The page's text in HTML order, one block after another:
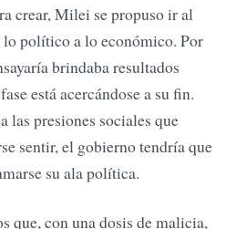
crear, Milei se propuso ir al
político a lo económico. Por
brindaba resultados
está acercándose a su fin.
las presiones sociales que
sentir, el gobierno tendría que
su ala política.
que, con una dosis de malicia,